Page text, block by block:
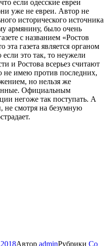
если одесские евреи
уже не евреи. Автор не
исторического источника
армянину, было очень
с названием «Ростов
газета является органом
это так, то неужели
и Ростова всерьез считают
не имею против последних,
но нельзя же
Официальным
негоже так поступать. А
не смотря на безумную
Автор adminРубрики Со